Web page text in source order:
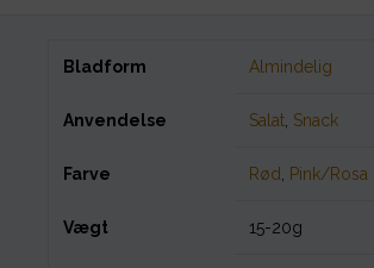
Bladform Almindelig
Anvendelse Salat, Snack
Farve Rød Pink/Rosa
Vægt 15-20g